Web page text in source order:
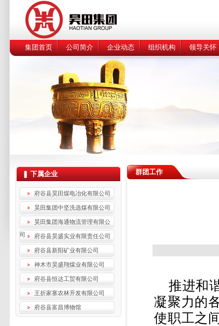
集团首页 公司简介 企业动态 组织机构 领导关怀
下属企业
府谷县昊田煤电冶化有限公司
昊田集团中坚洗选煤有限公司
昊田集团海通物流管理有限公
司
府谷县昊盛实业有限责任公司
府谷县新阳矿业有限公司
神木市昊盛翔煤业有限公司
府谷县恒达工贸有限公司
王折家寨农林开发有限公司
府谷县富昌博物馆
群团工作
推进和
凝聚力的
使职工之